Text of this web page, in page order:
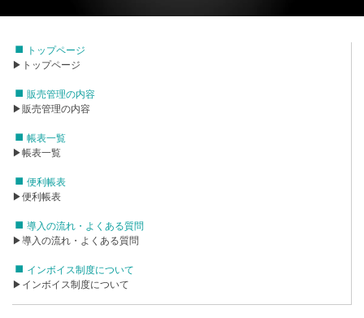
トップページ
▶トップページ
販売管理の内容
▶販売管理の内容
帳表一覧
▶帳表一覧
便利帳表
▶便利帳表
導入の流れ・よくある質問
▶導入の流れ・よくある質問
インボイス制度について
▶インボイス制度について